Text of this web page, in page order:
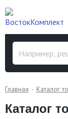
Главная Каталог
Каталог